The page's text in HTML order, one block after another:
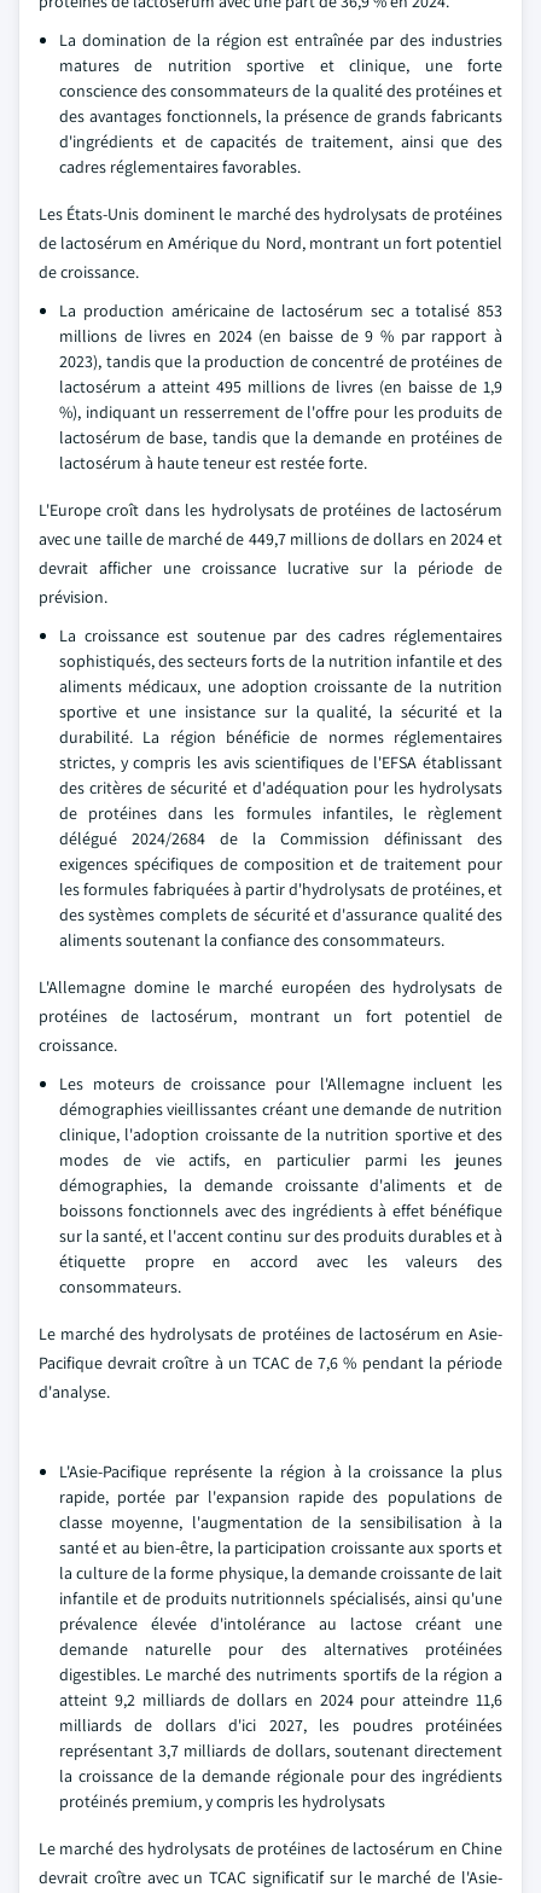
La domination de la région est entraînée par des industries
matures de nutrition sportive et clinique, une forte
conscience des consommateurs de la qualité des protéines et
des avantages fonctionnels, la présence de grands fabricants
d'ingrédients et de capacités de traitement, ainsi que des
cadres réglementaires favorables.
Les États-Unis dominent le marché des hydrolysats de protéines
de lactosérum en Amérique du Nord, montrant un fort potentiel
de croissance.
La production américaine de lactosérum sec a totalisé 853
millions de livres en 2024 (en baisse de 9 % par rapport à
2023), tandis que la production de concentré de protéines de
lactosérum a atteint 495 millions de livres (en baisse de 1,9
%), indiquant un resserrement de l'offre pour les produits de
lactosérum de base, tandis que la demande en protéines de
lactosérum à haute teneur est restée forte.
L'Europe croît dans les hydrolysats de protéines de lactosérum
avec une taille de marché de 449,7 millions de dollars en 2024 et
devrait afficher une croissance lucrative sur la période de
prévision.
La croissance est soutenue par des cadres réglementaires
sophistiqués, des secteurs forts de la nutrition infantile et des
aliments médicaux, une adoption croissante de la nutrition
sportive et une insistance sur la qualité, la sécurité et la
durabilité. La région bénéficie de normes réglementaires
strictes, y compris les avis scientifiques de l'EFSA établissant
des critères de sécurité et d'adéquation pour les hydrolysats
de protéines dans les formules infantiles, le règlement
délégué 2024/2684 de la Commission définissant des
exigences spécifiques de composition et de traitement pour
les formules fabriquées à partir d'hydrolysats de protéines, et
des systèmes complets de sécurité et d'assurance qualité des
aliments soutenant la confiance des consommateurs.
L'Allemagne domine le marché européen des hydrolysats de
protéines de lactosérum, montrant un fort potentiel de
croissance.
Les moteurs de croissance pour l'Allemagne incluent les
démographies vieillissantes créant une demande de nutrition
clinique, l'adoption croissante de la nutrition sportive et des
modes de vie actifs, en particulier parmi les jeunes
démographies, la demande croissante d'aliments et de
boissons fonctionnels avec des ingrédients à effet bénéfique
sur la santé, et l'accent continu sur des produits durables et à
étiquette propre en accord avec les valeurs des
consommateurs.
Le marché des hydrolysats de protéines de lactosérum en Asie-
Pacifique devrait croître à un TCAC de 7,6 % pendant la période
d'analyse.
L'Asie-Pacifique représente la région à la croissance la plus
rapide, portée par l'expansion rapide des populations de
classe moyenne, l'augmentation de la sensibilisation à la
santé et au bien-être, la participation croissante aux sports et
la culture de la forme physique, la demande croissante de lait
infantile et de produits nutritionnels spécialisés, ainsi qu'une
prévalence élevée d'intolérance au lactose créant une
demande naturelle pour des alternatives protéinées
digestibles. Le marché des nutriments sportifs de la région a
atteint 9,2 milliards de dollars en 2024 pour atteindre 11,6
milliards de dollars d'ici 2027, les poudres protéinées
représentant 3,7 milliards de dollars, soutenant directement
la croissance de la demande régionale pour des ingrédients
protéinés premium, y compris les hydrolysats
Le marché des hydrolysats de protéines de lactosérum en Chine
devrait croître avec un TCAC significatif sur le marché de l'Asie-